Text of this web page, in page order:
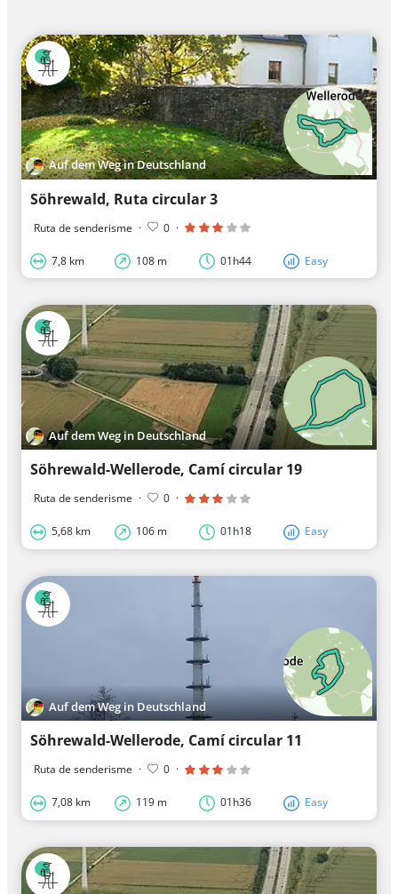
Auf dem Weg in Deutschland
Söhrewald, Ruta circular 3
Ruta de senderisme · 0 ·
7,8 km 108 m 01h44 Easy
Auf dem Weg in Deutschland
Söhrewald-Wellerode, Camí circular 19
Ruta de senderisme · 0 ·
5,68 km 106 m 01h18 Easy
Auf dem Weg in Deutschland
Söhrewald-Wellerode, Camí circular 11
Ruta de senderisme · 0 ·
7,08 km 119 m 01h36 Easy